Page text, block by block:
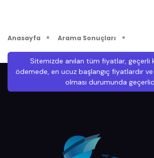
Anasayfa Arama Sonuçları
Sitemizde anılan tüm fiyatlar, geçerli
ödemede, en ucuz başlangıç fiyatlardır
olması durumunda